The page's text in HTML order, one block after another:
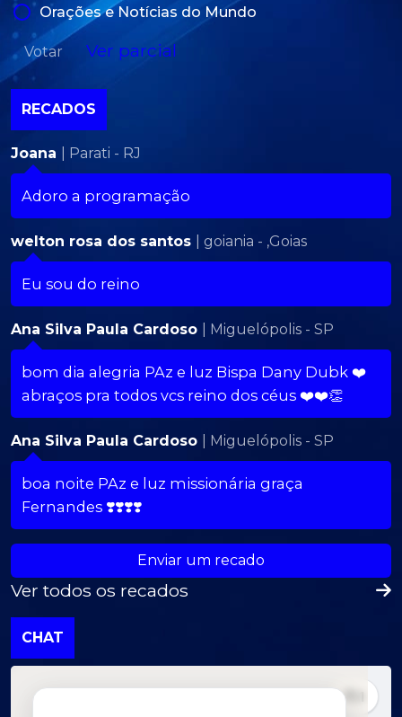
Orações e Notícias do Mundo
Votar Ver parcial
RECADOS
Joana | Parati - RJ
Adoro a programação
welton rosa dos santos | goiania - ,Goias
Eu sou do reino
Ana Silva Paula Cardoso | Miguelópolis - SP
bom dia alegria PAz e luz Bispa Dany Dubk ❤️
abraços pra todos vcs reino dos céus ❤️❤️👏
Ana Silva Paula Cardoso | Miguelópolis - SP
boa noite PAz e luz missionária graça
Fernandes ❣️❣️❣️❣️
Enviar um recado
Ver todos os recados
CHAT